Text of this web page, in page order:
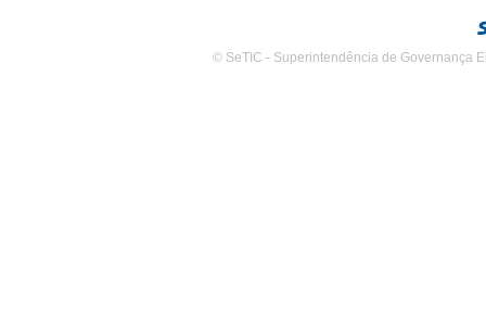
© SeTIC - Superintendência de Governança